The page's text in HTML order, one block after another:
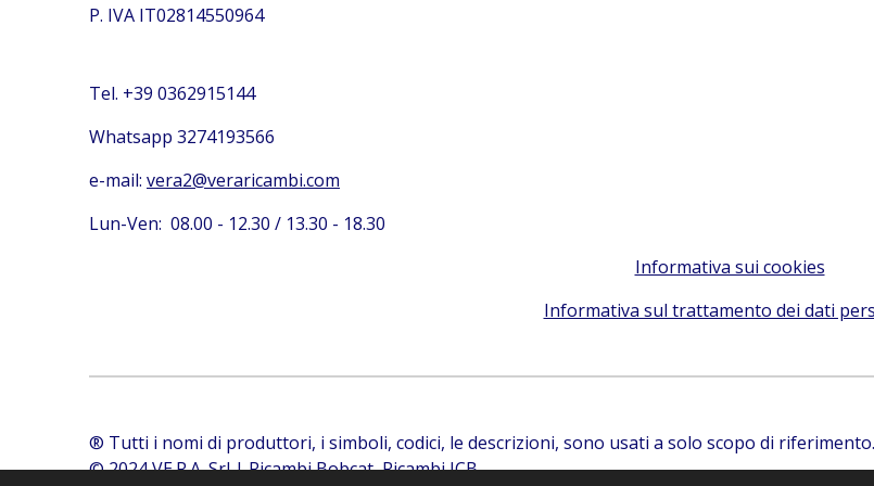
P. IVA IT02814550964
Tel. +39 0362915144
Whatsapp 3274193566
e-mail: vera2@veraricambi.com
Lun-Ven: 08.00 - 12.30 / 13.30 - 18.30
Informativa sui cookies
Informativa sul trattamento dei dati
® Tutti i nomi di produttori, i simboli, codici, le descrizioni, sono usati a solo scopo di
© 2024 VE.R.A. Srl | Ricambi Bobcat, Ricambi JCB